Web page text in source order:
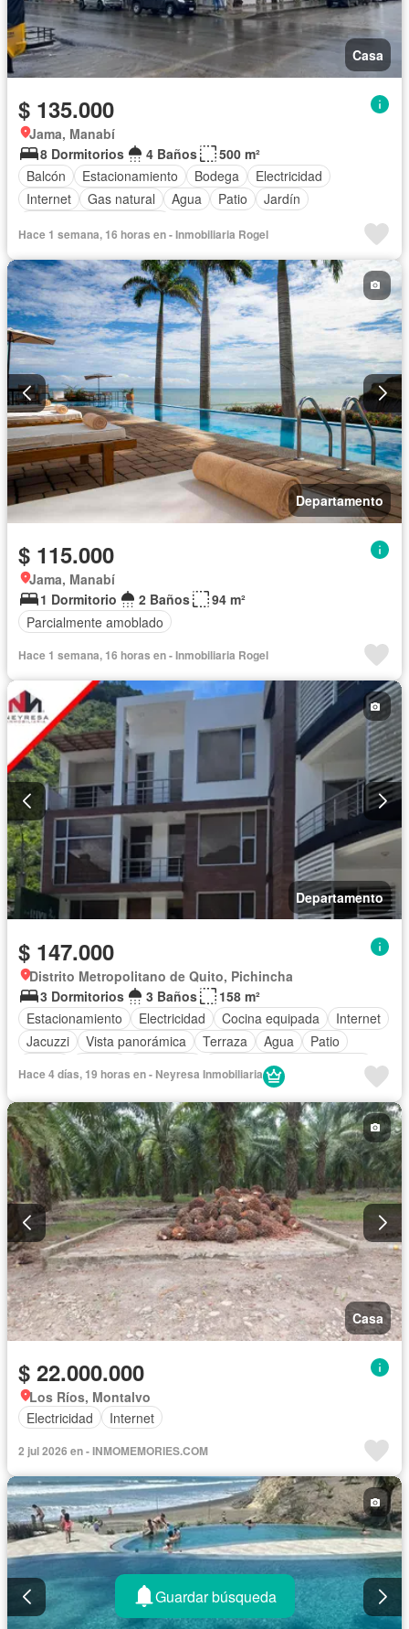
Casa
$ 135.000
Jama, Manabí
8 Dormitorios
4 Baños
500 m²
Balcón
Estacionamiento Bodega
Electricidad
Internet
Gas natural Agua Patio
Jardín
Hace 1 semana, 16 horas en - Inmobiliaria Rogel
Departamento
$ 115.000
Jama, Manabí
1 Dormitorio
2 Baños
94 m²
Parcialmente amoblado
Hace 1 semana, 16 horas en - Inmobiliaria Rogel
Departamento
$ 147.000
Distrito Metropolitano de Quito, Pichincha
3 Dormitorios
3 Baños
158 m²
Estacionamiento
Electricidad Cocina equipada
Internet
Jacuzzi
Vista panorámica Terraza Agua
Patio
Completamente amoblado
Hace 4 días, 19 horas en - Neyresa Inmobiliaria
Casa
$ 22.000.000
Los Ríos, Montalvo
Electricidad
Internet
2 jul 2026 en - INMOMEMORIES.COM
Guardar búsqueda